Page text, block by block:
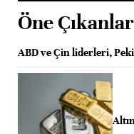
Öne Çıkanlar
ABD ve Çin liderleri,